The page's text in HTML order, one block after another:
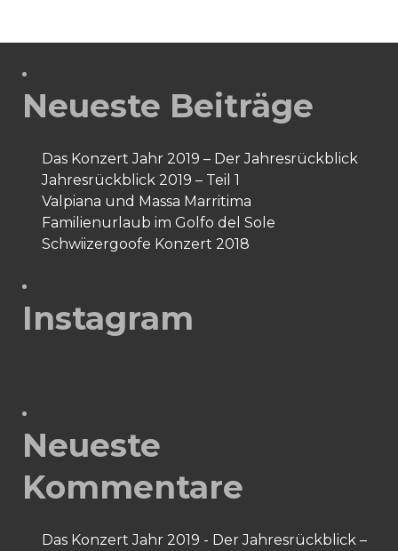
Neueste Beiträge
Das Konzert Jahr 2019 – Der Jahresrückblick
Jahresrückblick 2019 – Teil 1
Valpiana und Massa Marritima
Familienurlaub im Golfo del Sole
Schwiizergoofe Konzert 2018
Instagram
Neueste
Kommentare
Das Konzert Jahr 2019 - Der Jahresrückblick –